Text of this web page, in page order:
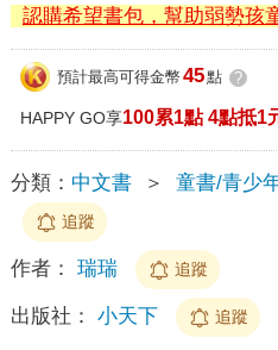
認購希望書包，幫助弱勢孩
預計最高可得金幣 45點 ?
HAPPY GO享100累1點 4點抵1
分類： 中文書 ＞ 童書/青少
追蹤
作者： 瑞瑞 追蹤
出版社： 小天下 追蹤